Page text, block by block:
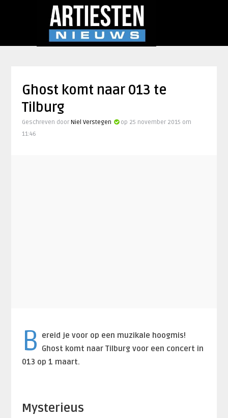
Ghost komt naar 013 te
Tilburg
Geschreven door Niel Verstegen
op 25 november 2015 om
11:46
B
ereid je voor op een muzikale hoogmis!
Ghost komt naar Tilburg voor een concert in
013 op 1 maart.
Mysterieus